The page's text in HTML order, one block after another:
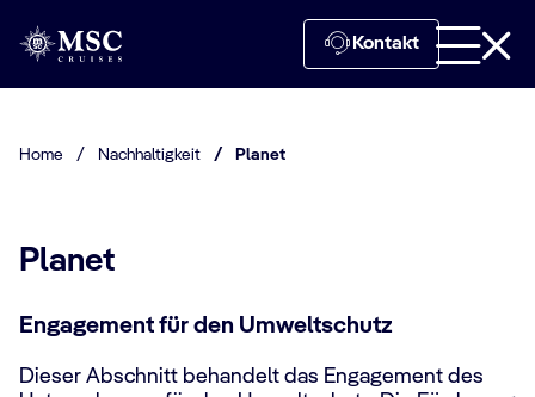
Kontakt
Home / Nachhaltigkeit / Planet
Planet
Engagement für den Umweltschutz
Dieser Abschnitt behandelt das Engagement des